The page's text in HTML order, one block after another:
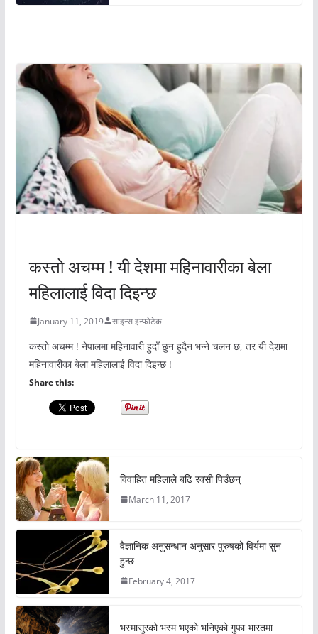
कस्तो अचम्म ! यी देशमा महिनावारीका बेला
महिलालाई विदा दिइन्छ
January 11, 2019 साइन्स इन्फोटेक
कस्तो अचम्म ! नेपालमा महिनावारी हुदाँ छुन हुदैन भन्ने चलन छ, तर यी देशमा
महिनावारीका बेला महिलालाई विदा दिइन्छ !
Share this:
विवाहित महिलाले बढि रक्सी पिउँछन्
March 11, 2017
वैज्ञानिक अनुसन्धान अनुसार पुरुषको विर्यमा सुन
हुन्छ
February 4, 2017
भस्मासुरको भस्म भएको भनिएको गुफा भारतमा